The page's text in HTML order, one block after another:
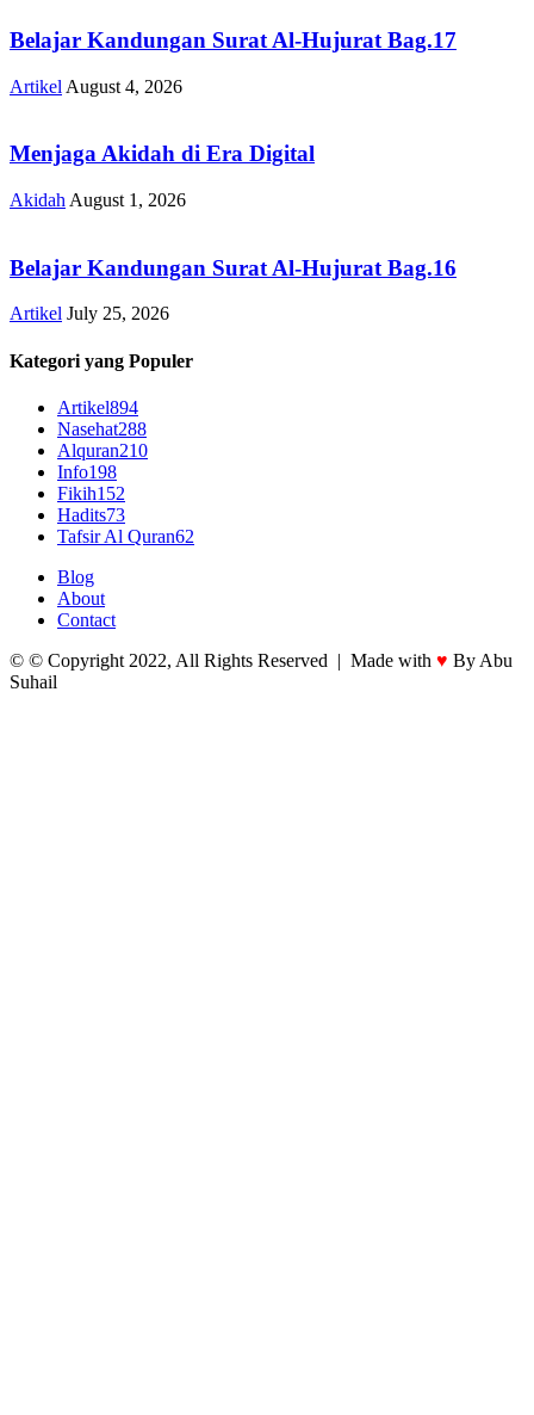
Belajar Kandungan Surat Al-Hujurat Bag.17
Artikel August 4, 2026
Menjaga Akidah di Era Digital
Akidah August 1, 2026
Belajar Kandungan Surat Al-Hujurat Bag.16
Artikel July 25, 2026
Kategori yang Populer
Artikel894
Nasehat288
Alquran210
Info198
Fikih152
Hadits73
Tafsir Al Quran62
Blog
About
Contact
© © Copyright 2022, All Rights Reserved | Made with ♥ By Abu
Suhail